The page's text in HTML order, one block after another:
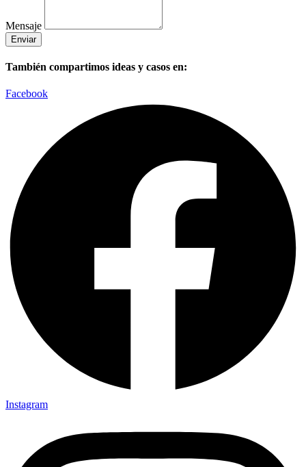
Mensaje
Enviar
También compartimos ideas y casos en:
Facebook
Instagram